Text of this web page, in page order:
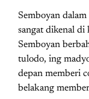
Semboyan
sangat dikenal di
Semboyan
tulodo, ing
depan memberi
belakang